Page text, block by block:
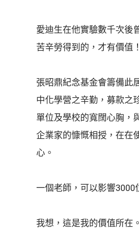
愛迪生在他實驗數千次後
苦辛勞得到的，才有價值
張昭鼎紀念基金會籌備此
中化學營之辛勤，募款之
單位及學校的寬闊心胸，
企業家的慷慨相授，在在
心。
一個老師，可以影響3000
我想，這是我的價值所在